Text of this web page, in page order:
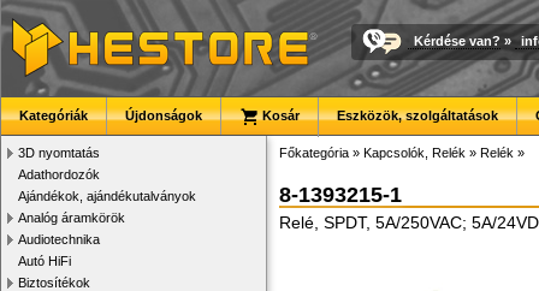
Kérdése van? »
Kategóriák Újdonságok Kosár Eszközök, szolgáltatások
3D nyomtatás
Adathordozók
Ajándékok, ajándékutalványok
Analóg áramkörök
Audiotechnika
Autó HiFi
Biztosítékok
Főkategória » Kapcsolók, Relék » Relék »
8-1393215-1
Relé, SPDT, 5A/250VAC; 5A/